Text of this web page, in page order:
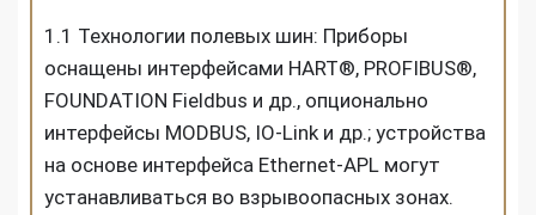
1.1 Технологии полевых шин: Приборы
оснащены интерфейсами HART®, PROFIBUS®,
FOUNDATION Fieldbus и др., опционально
интерфейсы MODBUS, IO-Link и др.; устройства
на основе интерфейса Ethernet-APL могут
устанавливаться во взрывоопасных зонах.